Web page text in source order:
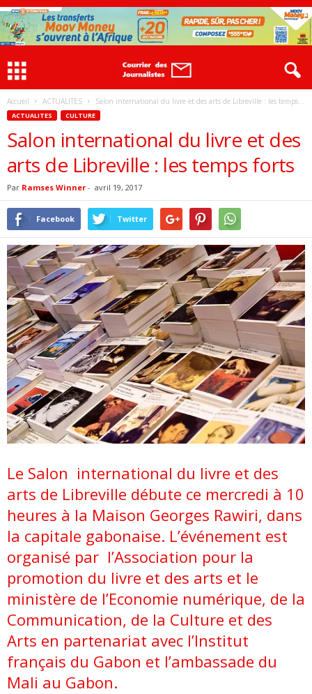
Accueil ACTUALITES Salon international du livre et des arts de Libreville : les temps...
ACTUALITES CULTURE
Salon international du livre et des
arts de Libreville : les temps forts
Par Ramses Winner - avril 19, 2017
Facebook Twitter
Le Salon international du livre et des
arts de Libreville débute ce mercredi à 10
heures à la Maison Georges Rawiri, dans
la capitale gabonaise. L’événement est
organisé par l’Association pour la
promotion du livre et des arts et le
ministère de l’Economie numérique, de la
Communication, de la Culture et des
Arts en partenariat avec l’Institut
français du Gabon et l’ambassade du
Mali au Gabon.